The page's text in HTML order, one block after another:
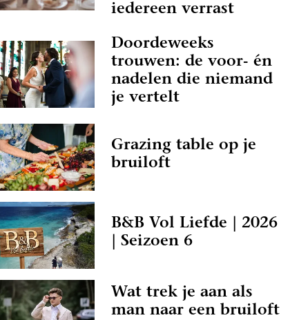
iedereen verrast
Doordeweeks
trouwen: de voor- én
nadelen die niemand
je vertelt
Grazing table op je
bruiloft
B&B Vol Liefde | 2026
| Seizoen 6
Wat trek je aan als
man naar een bruiloft